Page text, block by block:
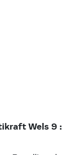
Wels 9 :